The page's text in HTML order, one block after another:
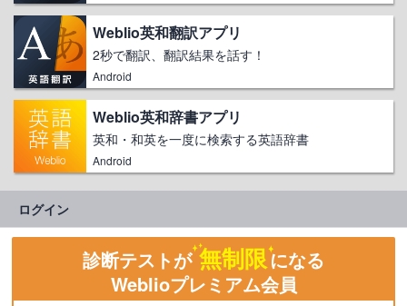
Weblio英和翻訳アプリ
2秒で翻訳、翻訳結果を話す！
Android
Weblio英和辞書アプリ
英和・和英を一度に検索する英語辞書
Android
ログイン
診断テストが 無制限になる
Weblioプレミアム会員